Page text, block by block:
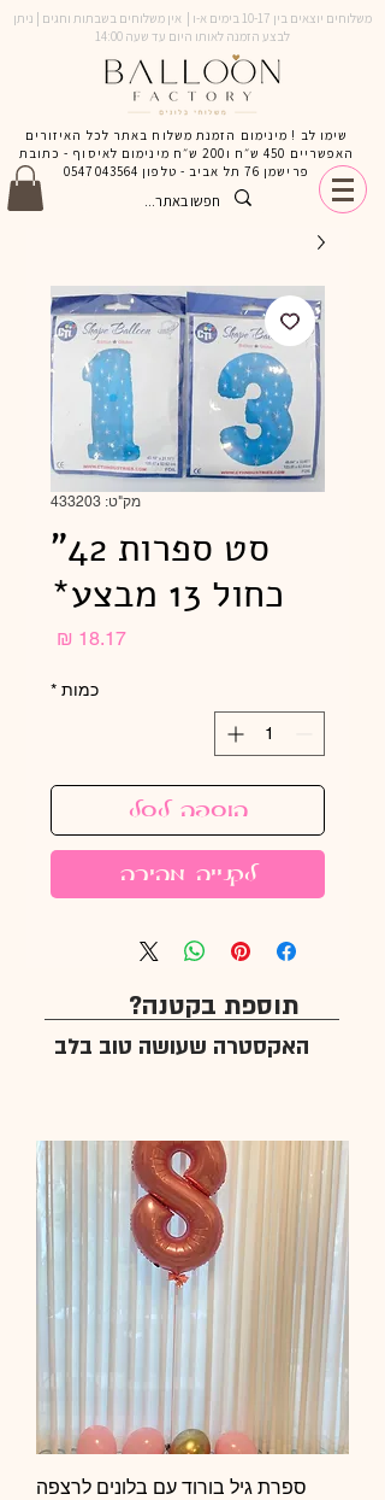
משלוחים יוצאים בין 10-17 בימים א-ו | אין משלוחים בשבתות וחגים | ניתן
לבצע הזמנה לאותו היום עד שעה 14:00
שימו לב ! מינימום הזמנת משלוח באתר לכל האיזורים
האפשריים 450 ש״ח ו200 ש״ח מינימום לאיסוף - כתובת
פרישמן 76 תל אביב - טלפון
0547043564
מק"ט: 433203
סט ספרות 42"
כחול 13 מבצע*
כמות *
הוספה לסל
לקנייה מהירה
תוספת בקטנה?
האקסטרה שעושה טוב בלב
ספרת גיל בורוד עם בלונים לרצפה